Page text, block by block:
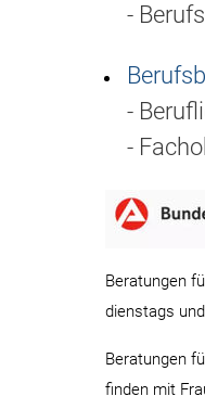
-
-
-
Beratungen
dienstags
Beratungen
finden mit